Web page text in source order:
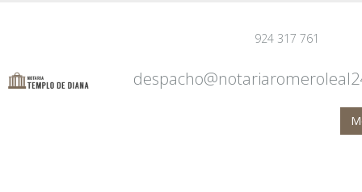
924 317 761